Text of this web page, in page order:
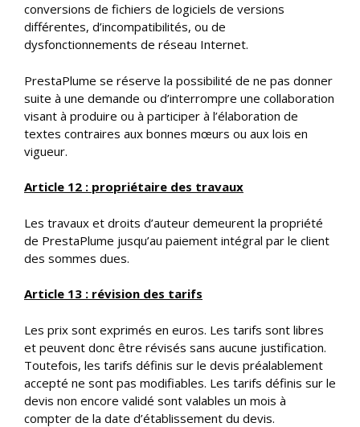
conversions de fichiers de logiciels de versions
différentes, d’incompatibilités, ou de
dysfonctionnements de réseau Internet.
PrestaPlume se réserve la possibilité de ne pas donner
suite à une demande ou d’interrompre une collaboration
visant à produire ou à participer à l’élaboration de
textes contraires aux bonnes mœurs ou aux lois en
vigueur.
Article 12 : propriétaire des travaux
Les travaux et droits d’auteur demeurent la propriété
de PrestaPlume jusqu’au paiement intégral par le client
des sommes dues.
Article 13 : révision des tarifs
Les prix sont exprimés en euros. Les tarifs sont libres
et peuvent donc être révisés sans aucune justification.
Toutefois, les tarifs définis sur le devis préalablement
accepté ne sont pas modifiables. Les tarifs définis sur le
devis non encore validé sont valables un mois à
compter de la date d’établissement du devis.